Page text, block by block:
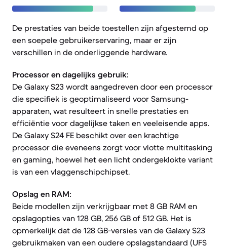
De prestaties van beide toestellen zijn afgestemd op
een soepele gebruikerservaring, maar er zijn
verschillen in de onderliggende hardware.
Processor en dagelijks gebruik:
De Galaxy S23 wordt aangedreven door een processor
die specifiek is geoptimaliseerd voor Samsung-
apparaten, wat resulteert in snelle prestaties en
efficiëntie voor dagelijkse taken en veeleisende apps.
De Galaxy S24 FE beschikt over een krachtige
processor die eveneens zorgt voor vlotte multitasking
en gaming, hoewel het een licht ondergeklokte variant
is van een vlaggenschipchipset.
Opslag en RAM:
Beide modellen zijn verkrijgbaar met 8 GB RAM en
opslagopties van 128 GB, 256 GB of 512 GB. Het is
opmerkelijk dat de 128 GB-versies van de Galaxy S23
gebruikmaken van een oudere opslagstandaard (UFS